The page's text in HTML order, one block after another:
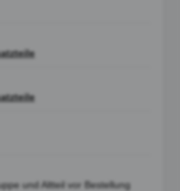
und Altteil vor Bestellung